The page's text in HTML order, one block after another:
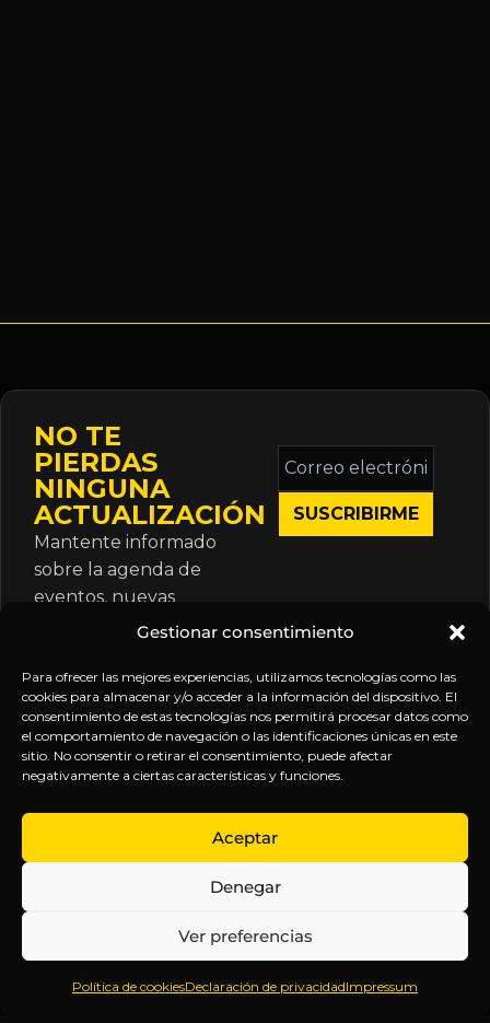
Gestionar consentimiento
Para ofrecer las mejores experiencias, utilizamos tecnologías como las
cookies para almacenar y/o acceder a la información del dispositivo. El
consentimiento de estas tecnologías nos permitirá procesar datos como
el comportamiento de navegación o las identificaciones únicas en este
sitio. No consentir o retirar el consentimiento, puede afectar
negativamente a ciertas características y funciones.
Aceptar
Denegar
Ver preferencias
Política de cookiesDeclaración de privacidadImpressum
NO TE
PIERDAS
NINGUNA
ACTUALIZACIÓN
Mantente informado
sobre la agenda de
eventos, nuevas
publicaciones y
suscripción.
Correo
electrónico
*
Inteligencia
Anticipándonos
EXPLORA
Inicio
Sobre
Contenido
Webinars
LEGAL
Política
de
Términos y
Aviso
SÍGUENOS